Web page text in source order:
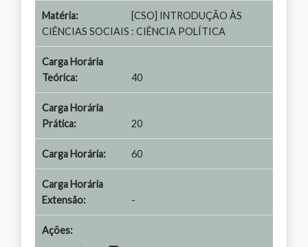
[CSO] INTRODUÇÃO ÀS
CIÊNCIAS SOCIAIS : CIÊNCIA POLÍTICA
40
20
60
-